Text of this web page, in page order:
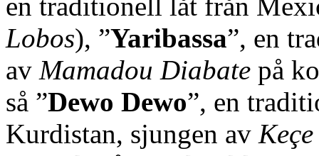
en traditionell låt från
Lobos), ”Yaribassa”, en
av Mamadou Diabate på
så ”Dewo Dewo”, en
Kurdistan, sjungen av